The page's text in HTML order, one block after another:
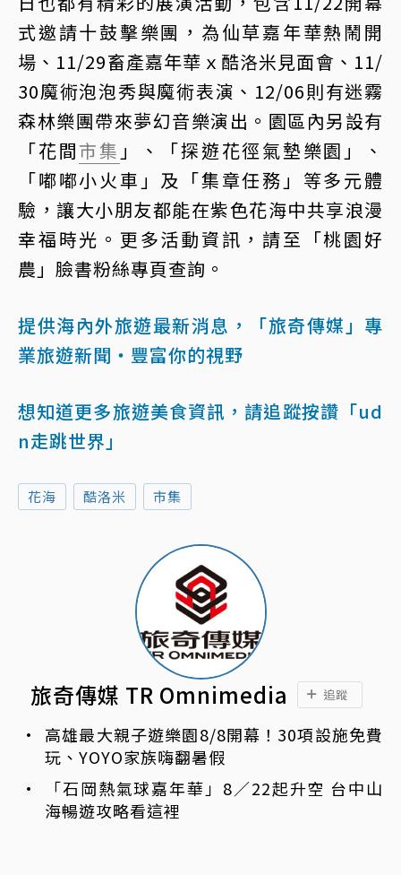
式邀請十鼓擊樂團，為仙草嘉年華熱鬧開
場、11/29畜產嘉年華ｘ酷洛米見面會、11/
30魔術泡泡秀與魔術表演、12/06則有迷霧
森林樂團帶來夢幻音樂演出。園區內另設有
「花間市集 」、「探遊花徑氣墊樂園」、
「嘟嘟小火車」及「集章任務」等多元體
驗，讓大小朋友都能在紫色花海中共享浪漫
幸福時光。更多活動資訊，請至「桃園好
農」臉書粉絲專頁查詢。
提供海內外旅遊最新消息，「旅奇傳媒」專
業旅遊新聞‧豐富你的視野
想知道更多旅遊美食資訊，請追蹤按讚「ud
n走跳世界」
花海 酷洛米 市集
旅奇傳媒 TR Omnimedia 追蹤
高雄最大親子遊樂園8/8開幕！30項設施免費
玩、YOYO家族嗨翻暑假
「石岡熱氣球嘉年華」8／22起升空 台中山
海暢遊攻略看這裡